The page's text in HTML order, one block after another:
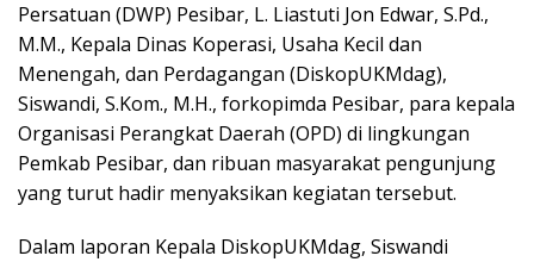
Persatuan (DWP) Pesibar, L. Liastuti Jon Edwar, S.Pd.,
M.M., Kepala Dinas Koperasi, Usaha Kecil dan
Menengah, dan Perdagangan (DiskopUKMdag),
Siswandi, S.Kom., M.H., forkopimda Pesibar, para kepala
Organisasi Perangkat Daerah (OPD) di lingkungan
Pemkab Pesibar, dan ribuan masyarakat pengunjung
yang turut hadir menyaksikan kegiatan tersebut.
Dalam laporan Kepala DiskopUKMdag, Siswandi